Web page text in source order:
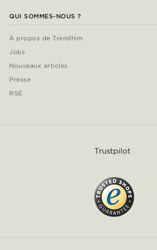
QUI SOMMES-NOUS ?
À propos de Trendhim
Jobs
Nouveaux articles
Presse
RSE
Trustpilot